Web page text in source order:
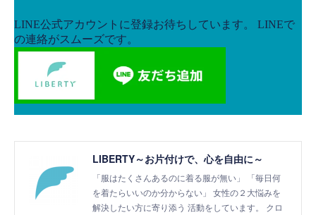
LIBERTY～お片付けで、心を自由に～
「服はたくさんあるのに着る服が無い」 「毎日何
を着たらいいのか分からない」 女性の２大悩みを
解決したい方に寄り添う 活動をしています。 クロ